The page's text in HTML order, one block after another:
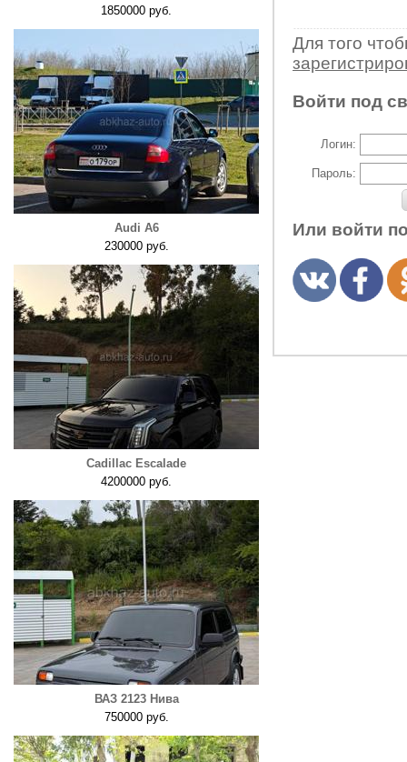
1850000 руб.
Audi A6
230000 руб.
Cadillac Escalade
4200000 руб.
ВАЗ 2123 Нива
750000 руб.
Для того
Войти под
Логин:
Пароль:
Или войти